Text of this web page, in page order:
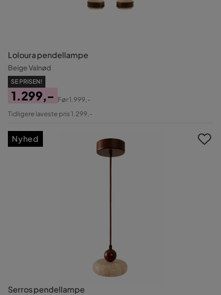
Loloura pendellampe
Beige Valnød
SE PRISEN!
Pris
1.299,-
Original
Før1.999,-
Tidligere laveste pris 1.299,-
Serros pendellampe
Nyhed